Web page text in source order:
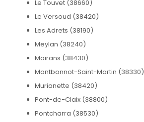
Le Touvet (38660)
Le Versoud (38420)
Les Adrets (38190)
Meylan (38240)
Moirans (38430)
Montbonnot-Saint-Martin (38330)
Murianette (38420)
Pont-de-Claix (38800)
Pontcharra (38530)